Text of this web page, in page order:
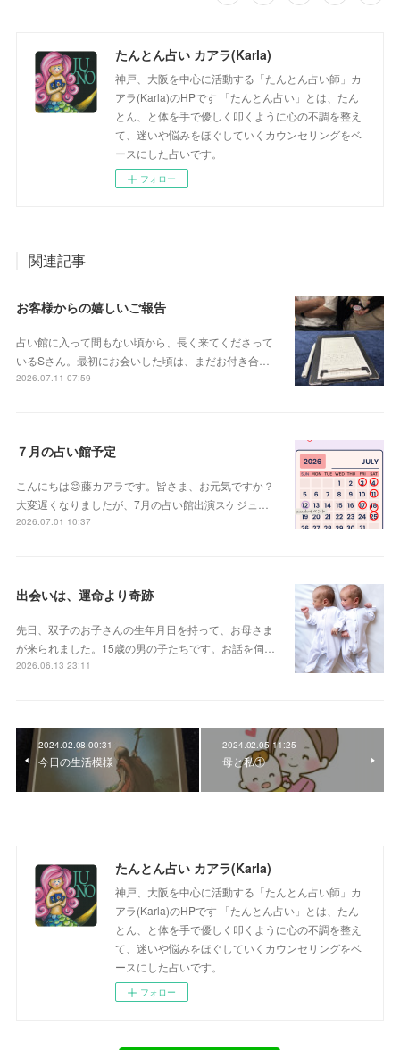
たんとん占い カアラ(Karla)
神戸、大阪を中心に活動する「たんとん占い師」カ
アラ(Karla)のHPです 「たんとん占い」とは、たん
とん、と体を手で優しく叩くように心の不調を整え
て、迷いや悩みをほぐしていくカウンセリングをベ
ースにした占いです。
フォロー
関連記事
お客様からの嬉しいご報告
占い館に入って間もない頃から、長く来てくださって
いるSさん。最初にお会いした頃は、まだお付き合…
2026.07.11 07:59
７月の占い館予定
こんにちは😊藤カアラです。皆さま、お元気ですか？
大変遅くなりましたが、7月の占い館出演スケジュ…
2026.07.01 10:37
出会いは、運命より奇跡
先日、双子のお子さんの生年月日を持って、お母さま
が来られました。15歳の男の子たちです。お話を伺…
2026.06.13 23:11
2024.02.08 00:31
今日の生活模様
2024.02.05 11:25
母と私①
たんとん占い カアラ(Karla)
神戸、大阪を中心に活動する「たんとん占い師」カ
アラ(Karla)のHPです 「たんとん占い」とは、たん
とん、と体を手で優しく叩くように心の不調を整え
て、迷いや悩みをほぐしていくカウンセリングをベ
ースにした占いです。
フォロー